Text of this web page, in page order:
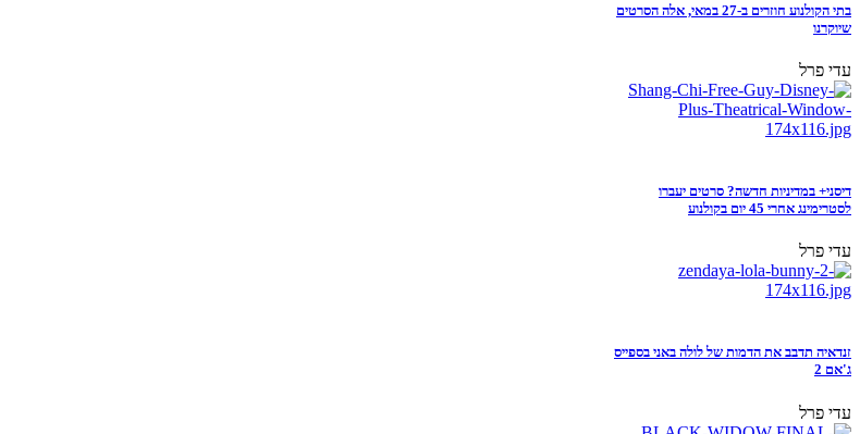
בתי הקולנוע חוזרים ב-27 במאי, אלה הסרטים
שיוקרנו
עדי פרל
דיסני+ במדיניות חדשה? סרטים יעברו
לסטרימינג אחרי 45 יום בקולנוע
עדי פרל
זנדאיה תדבב את הדמות של לולה באני בספייס
ג'אם 2
עדי פרל